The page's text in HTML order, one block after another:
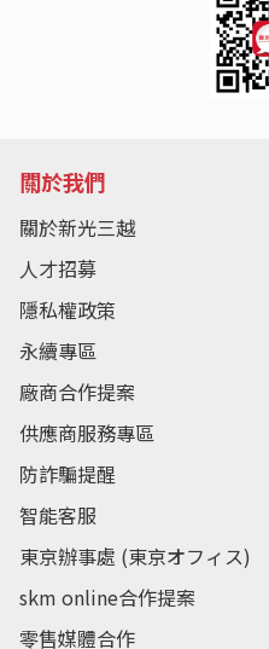
關於我們
關於新光三越
人才招募
隱私權政策
永續專區
廠商合作提案
供應商服務專區
防詐騙提醒
智能客服
東京辦事處 (東京オフィス)
skm online合作提案
零售媒體合作